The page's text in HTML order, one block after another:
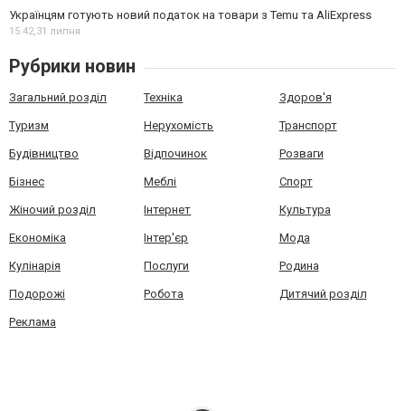
Українцям готують новий податок на товари з Temu та AliExpress
15:42,31 липня
Рубрики новин
Загальний розділ Техніка Здоров'я
Туризм Нерухомість Транспорт
Будівництво Відпочинок Розваги
Бізнес Меблі Спорт
Жіночий розділ Інтернет Культура
Економіка Інтер'єр Мода
Кулінарія Послуги Родина
Подорожі Робота Дитячий розділ
Реклама